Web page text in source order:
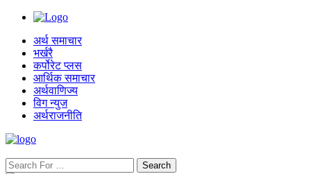
अर्थ समाचार
भर्खरै
कर्पोरेट प्लस
आर्थिक समाचार
अर्थवाणिज्य
विग न्युज
अर्थराजनीति
Search